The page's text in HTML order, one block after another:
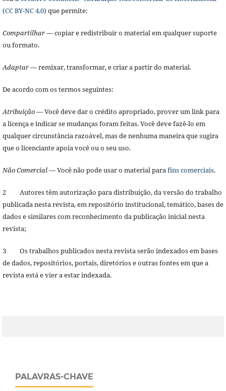
(CC BY-NC 4.0) que permite:
Compartilhar— copiar e redistribuir o material em qualquer suporte
ou formato.
Adaptar— remixar, transformar, e criar a partir do material.
De acordo com os termos seguintes:
Atribuição— Você deve dar o crédito apropriado, prover um link para
a licença e indicar se mudanças foram feitas. Você deve fazê-lo em
qualquer circunstância razoável, mas de nenhuma maneira que sugira
que o licenciante apoia você ou o seu uso.
Não Comercial— Você não pode usar o material parafins comerciais.
2 Autores têm autorização para distribuição, da versão do trabalho
publicada nesta revista, em repositório institucional, temático, bases de
dados e similares com reconhecimento da publicação inicial nesta
revista;
3 Os trabalhos publicados nesta revista serão indexados em bases
de dados, repositórios, portais, diretórios e outras fontes em que a
revista está e vier a estar indexada.
PALAVRAS-CHAVE